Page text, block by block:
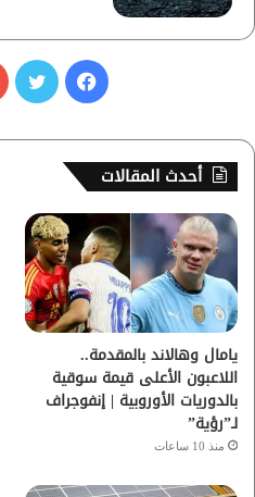
س
ب
و
ك
أحدث المقالات
يامال وهالاند بالمقدمة..
اللاعبون الأعلى قيمة سوقية
بالدوريات الأوروبية | إنفوجراف
لـ”رؤية”
منذ 10 ساعات